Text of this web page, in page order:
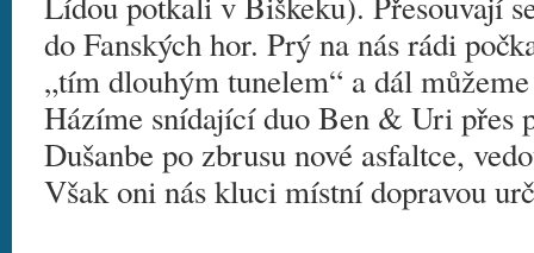
do Fanských hor. Prý na nás rádi
„tím dlouhým tunelem“ a dál
Házíme snídající duo Ben & Uri přes
Dušanbe po zbrusu nové asfaltce,
Však oni nás kluci místní dopravou